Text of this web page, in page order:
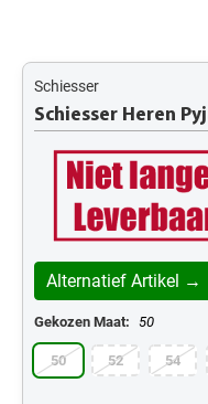
Schiesser
Schiesser Heren
Alternatief Artikel →
Gekozen Maat: 50
50 52 54